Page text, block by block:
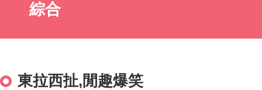
綜合
東拉西扯,閒趣爆笑